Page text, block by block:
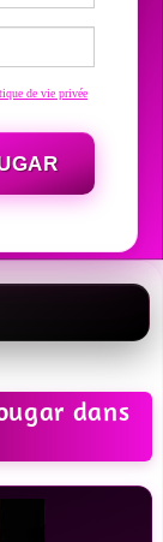
de vie privée
dans